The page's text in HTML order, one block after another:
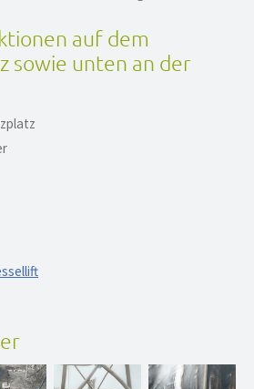
auf dem
sowie unten an der